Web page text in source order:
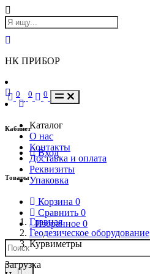
НК ПРИБОР
Кабинет
Вход
Товары
Корзина 0
Сравнить 0
Избранное 0
0 0 0
Каталог
О нас
Контакты
Доставка и оплата
Реквизиты
Упаковка
Главная
Геодезическое оборудование
Курвиметры
Загрузка